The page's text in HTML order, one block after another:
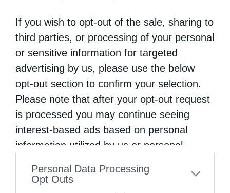
If you wish to opt-out of the sale, sharing to
third parties, or processing of your personal
or sensitive information for targeted
advertising by us, please use the below
opt-out section to confirm your selection.
Please note that after your opt-out request
is processed you may continue seeing
interest-based ads based on personal
information utilized by us or personal
to your opt-out. You may separately opt-out
Personal Data Processing
Opt Outs
Νοσηλευτών, ο Πατριάρχης Βουλγαρίας κ.
Δανιήλ τέλεσε δέηση στον Πατριαρχικό
Καθεδρικό Ναό του Αγίου Αλεξάνδρου
Νιέφσκι στη Σόφια, αφιερωμένη στους
εργαζόμενους στον τομέα της υγείας, …